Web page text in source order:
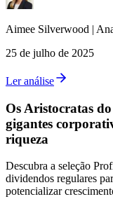
Aimee Silverwood |
25 de julho de 2025
Ler análise
Os Aristocratas
gigantes
riqueza
Descubra a seleção
dividendos regulares
potencializar